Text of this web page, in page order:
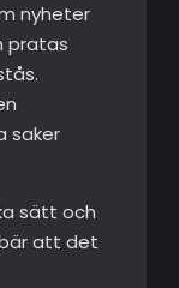
nyheter
pratas
saker
sätt och
att det